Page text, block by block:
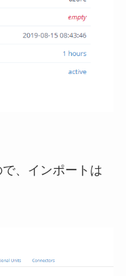
、インポートは